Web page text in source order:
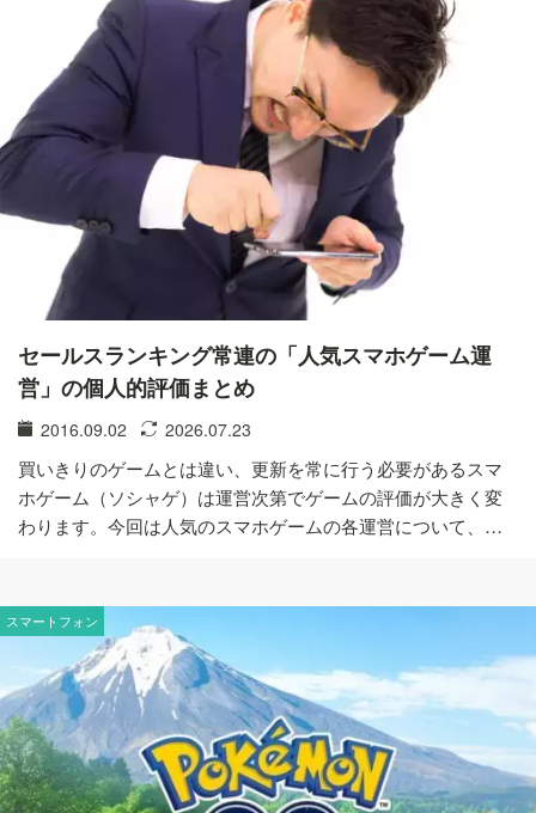
セールスランキング常連の「人気スマホゲーム運
営」の個人的評価まとめ
2016.09.02 2026.07.23
買いきりのゲームとは違い、更新を常に行う必要があるスマ
ホゲーム（ソシャゲ）は運営次第でゲームの評価が大きく変
わります。今回は人気のスマホゲームの各運営について、…
スマートフォン